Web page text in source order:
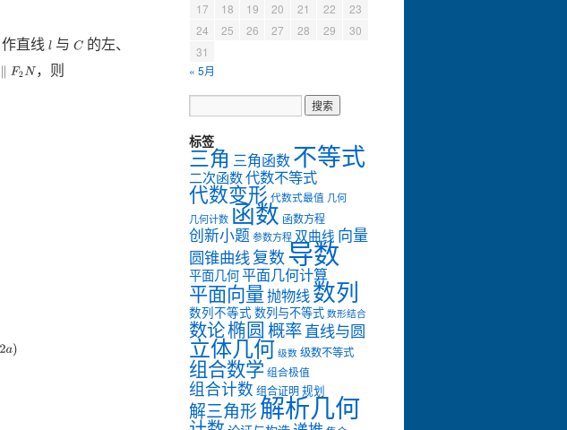
作直线 l与 C的左、
F2N ，则
a1+k=1−k1+ k⋅2a,
17
18 19 20 21 22
23
24
25 26 27 28 29
30
31
« 5月
标签
三角 三角函数不等式
二次函数代数不等式
代数变形 代数式最值 几何
几何计数 函数 函数方程
创新小题 参数方程 双曲线 向量
圆锥曲线复数导数
平面几何平面几何计算
平面向量抛物线数列
数列不等式 数列与不等式 数形结合
数论椭圆 概率直线与圆
立体几何 级数 级数不等式
组合数学 组合极值
组合计数 组合证明规划
解三角形解析几何